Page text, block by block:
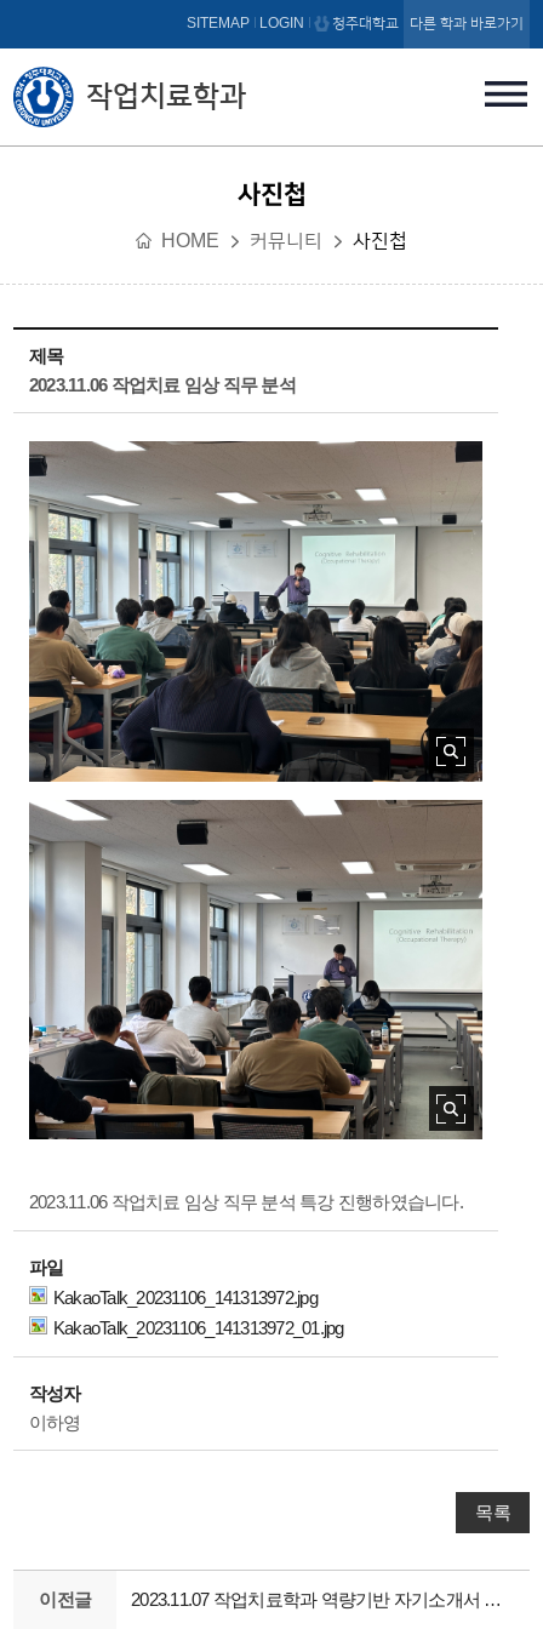
본문 바로가기
작업치료학과
SITEMAP LOGIN 청주대학교 다른 학과 바로가기
사진첩
HOME 커뮤니티 사진첩
제목
2023.11.06 작업치료 임상 직무 분석
2023.11.06 작업치료 임상 직무 분석 특강 진행하였습니다.
파일
KakaoTalk_20231106_141313972.jpg
KakaoTalk_20231106_141313972_01.jpg
작성자
이하영
목록
이전글 2023.11.07 작업치료학과 역량기반 자기소개서 완성 프로그램